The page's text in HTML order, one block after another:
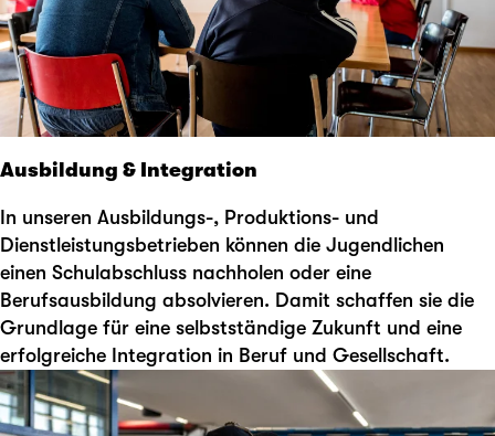
Ausbildung & Integration
In unseren Ausbildungs-, Produktions- und
Dienstleistungsbetrieben können die Jugendlichen
einen Schulabschluss nachholen oder eine
Berufsausbildung absolvieren. Damit schaffen sie die
Grundlage für eine selbstständige Zukunft und eine
erfolgreiche Integration in Beruf und Gesellschaft.